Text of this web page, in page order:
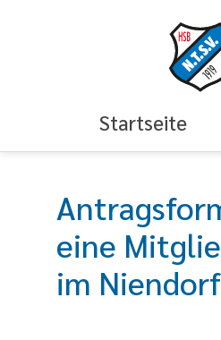
Startseite
eine
im